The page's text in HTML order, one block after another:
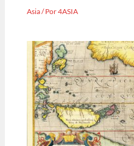
Asia/ Por4ASIA